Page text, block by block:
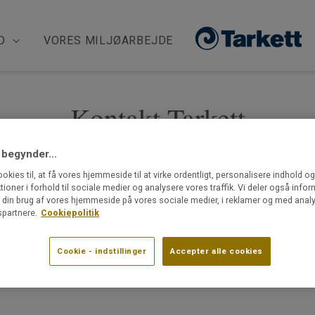
VORES MILJØARBEJDE
Kontakt Tarkett
Tarketts kundeservice, hvis du har brug for yderligere
begynder...
til, at få vores hjemmeside til at virke ordentligt, personalisere indhold og
i forhold til sociale medier og analysere vores traffik. Vi deler også
brug af vores hjemmeside på vores sociale medier, i reklamer og med
Cookiepolitik
Cookie - indstillinger Accepter alle cookies